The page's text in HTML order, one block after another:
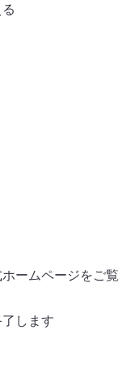
ームページをご覧
了します